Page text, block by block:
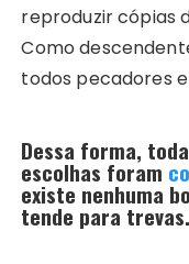
reproduzir cópias
Como
todos pecadores
Dessa forma,
escolhas foram
existe nenhuma
tende para trevas.